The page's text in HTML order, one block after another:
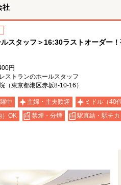
社
スタッフ＞16:30ラストオーダー
円
ストランのホールスタッフ
（東京都港区赤坂8-10-16）
中 主婦・主夫歓迎 ミドル（40
）OK
禁煙・分煙 駅直結・駅チカ